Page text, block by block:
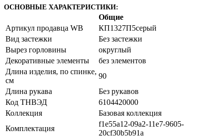
ОСНОВНЫЕ ХАРАКТЕРИСТИКИ:
Общие
Артикул продавца WB
КП1327П5серый
Вид застежки
Без застежки
Вырез горловины
округлый
Декоративные элементы
без элементов
Длина изделия, по спинке,
см
90
Длина рукава
Без рукавов
Код ТНВЭД
6104420000
Коллекция
Базовая коллекция
Комплектация
f1e55a12-09a2-11e7-9605-
20cf30b5b91a